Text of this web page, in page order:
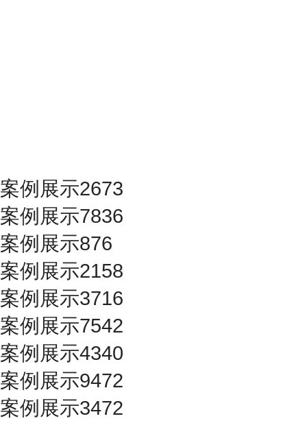
案例展示2673
案例展示7836
案例展示876
案例展示2158
案例展示3716
案例展示7542
案例展示4340
案例展示9472
案例展示3472